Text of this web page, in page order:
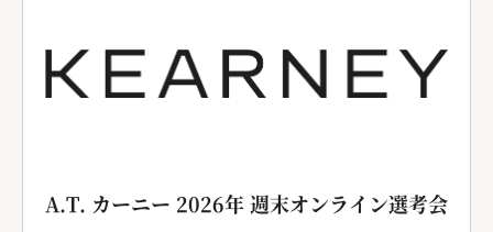
A.T. カーニー 2026年 週末オンライン選考会